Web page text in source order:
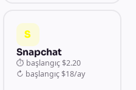
S
Snapchat
⏱ başlangıç $2.20
↻ başlangıç $18/ay